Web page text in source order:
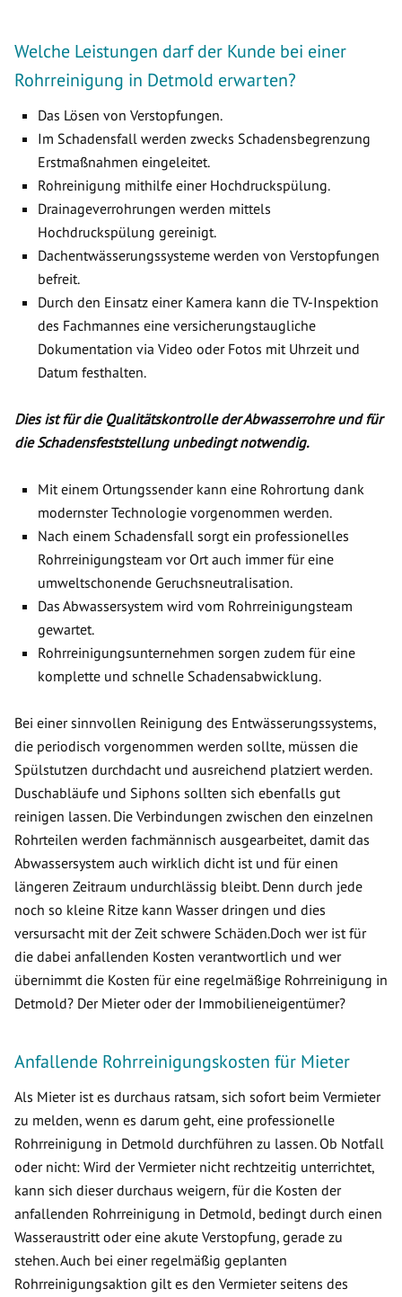
Welche Leistungen darf der Kunde bei einer
Rohrreinigung in Detmold erwarten?
Das Lösen von Verstopfungen.
Im Schadensfall werden zwecks Schadensbegrenzung
Erstmaßnahmen eingeleitet.
Rohreinigung mithilfe einer Hochdruckspülung.
Drainageverrohrungen werden mittels
Hochdruckspülung gereinigt.
Dachentwässerungssysteme werden von Verstopfungen
befreit.
Durch den Einsatz einer Kamera kann die TV-Inspektion
des Fachmannes eine versicherungstaugliche
Dokumentation via Video oder Fotos mit Uhrzeit und
Datum festhalten.
Dies ist für die Qualitätskontrolle der Abwasserrohre und für
die Schadensfeststellung unbedingt notwendig.
Mit einem Ortungssender kann eine Rohrortung dank
modernster Technologie vorgenommen werden.
Nach einem Schadensfall sorgt ein professionelles
Rohrreinigungsteam vor Ort auch immer für eine
umweltschonende Geruchsneutralisation.
Das Abwassersystem wird vom Rohrreinigungsteam
gewartet.
Rohrreinigungsunternehmen sorgen zudem für eine
komplette und schnelle Schadensabwicklung.
Bei einer sinnvollen Reinigung des Entwässerungssystems,
die periodisch vorgenommen werden sollte, müssen die
Spülstutzen durchdacht und ausreichend platziert werden.
Duschabläufe und Siphons sollten sich ebenfalls gut
reinigen lassen. Die Verbindungen zwischen den einzelnen
Rohrteilen werden fachmännisch ausgearbeitet, damit das
Abwassersystem auch wirklich dicht ist und für einen
längeren Zeitraum undurchlässig bleibt. Denn durch jede
noch so kleine Ritze kann Wasser dringen und dies
versursacht mit der Zeit schwere Schäden.Doch wer ist für
die dabei anfallenden Kosten verantwortlich und wer
übernimmt die Kosten für eine regelmäßige Rohrreinigung in
Detmold? Der Mieter oder der Immobilieneigentümer?
Anfallende Rohrreinigungskosten für Mieter
Als Mieter ist es durchaus ratsam, sich sofort beim Vermieter
zu melden, wenn es darum geht, eine professionelle
Rohrreinigung in Detmold durchführen zu lassen. Ob Notfall
oder nicht: Wird der Vermieter nicht rechtzeitig unterrichtet,
kann sich dieser durchaus weigern, für die Kosten der
anfallenden Rohrreinigung in Detmold, bedingt durch einen
Wasseraustritt oder eine akute Verstopfung, gerade zu
stehen. Auch bei einer regelmäßig geplanten
Rohrreinigungsaktion gilt es den Vermieter seitens des